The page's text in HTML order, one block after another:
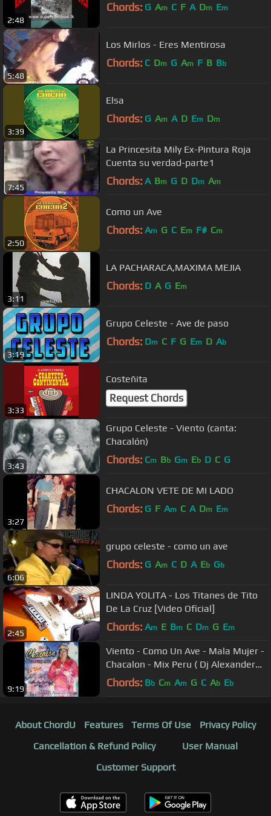
2:48
Chords: G Am C F A Dm Em
5:48
Los Mirlos - Eres Mentirosa
Chords: C Dm G Am F B Bb
3:39
Elsa
Chords: G Am A D Em Dm
7:45
La Princesita Mily Ex-Pintura Roja
Cuenta su verdad-parte1
Chords: A Bm G D Dm Am
2:50
Como un Ave
Chords: Am G C Em F# Cm
3:11
LA PACHARACA,MAXIMA MEJIA
Chords: D A G Em
3:19
Grupo Celeste - Ave de paso
Chords: Dm C F G Em D Ab
3:33
Costeñita
Request Chords
3:43
Grupo Celeste - Viento (canta:
Chacalón)
Chords: Cm Bb Gm Eb D C G
3:27
CHACALON VETE DE MI LADO
Chords: G F Am C A Dm Em
6:06
grupo celeste - como un ave
Chords: G Am C D A Eb Gb
2:45
LINDA YOLITA - Los Titanes de Tito
De La Cruz [Video Oficial]
Chords: Am E Bm C Dm G Em
9:19
Viento - Como Un Ave - Mala Mujer -
Chacalon - Mix Peru ( Dj Alexander
G.) G.Mixes
Chords: Bb Cm Am G C Ab Eb
About ChordU Features Terms Of Use
Privacy Policy
Cancellation & Refund Policy
User Manual
Customer Support